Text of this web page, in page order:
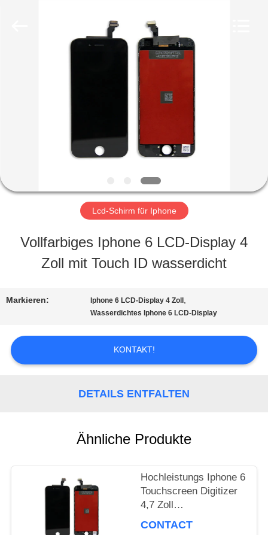
PRODUKTE
ÜBER
FABRIK
TOUR
QUALITÄTSKONTROLLE
PRIVACY
POLICY
Lcd-Schirm für Iphone
Vollfarbiges Iphone 6 LCD-Display 4
Zoll mit Touch ID wasserdicht
Markieren: Iphone 6 LCD-Display 4 Zoll ,
Wasserdichtes Iphone 6 LCD-Display
KONTAKT!
DETAILS ENTFALTEN
Ähnliche Produkte
Hochleistungs Iphone 6
Touchscreen Digitizer
4,7 Zoll
Grafikbildschirm
CONTACT